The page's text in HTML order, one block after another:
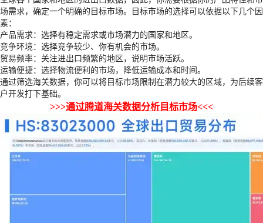
场需求，确定一个明确的目标市场。目标市场的选择可以依据以下几个因
素：
产品需求：选择有稳定需求或市场潜力的国家和地区。
竞争环境：选择竞争较少、你有机会的市场。
贸易频率：关注进出口频繁的地区，说明市场活跃。
运输便捷：选择物流便利的市场，降低运输成本和时间。
通过筛选海关数据，你可以将目标市场限制在潜力较大的区域，为后续客
户开发打下基础。
>>>通过腾道海关数据分析目标市场<<<